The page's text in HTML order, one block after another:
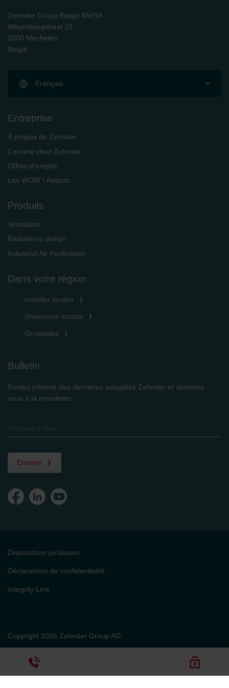
Zehnder Group België NV/SA
Wayenborgstraat 21
2800 Mechelen
België
Français
Entreprise
À propos de Zehnder
Carrière chez Zehnder
Offres d'emploi
Les WOW ! Awards
Produits
Ventilation
Radiateurs design
Industrial Air Purification
Dans votre région
Installer locator
Showroom locator
Grossistes
Bulletin
Restez informé des dernières actualités Zehnder et abonnez-
vous à la newsletter.
Envoyer
Copyright 2026 Zehnder Group AG
Dispositions juridiques
Déclarations de confidentialité
Integrity Line